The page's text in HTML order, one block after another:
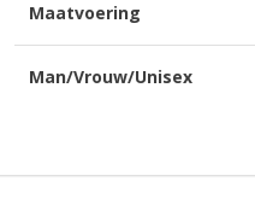
Maatvoering
Man/Vrouw/Unisex